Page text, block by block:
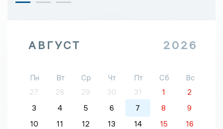
АВГУСТ 2026
Пн Вт Ср Чт Пт Сб
Вс
27
28 29 30 31 1
2
3
4 5 6 7 8
9
10
11 12 13 14 15
16